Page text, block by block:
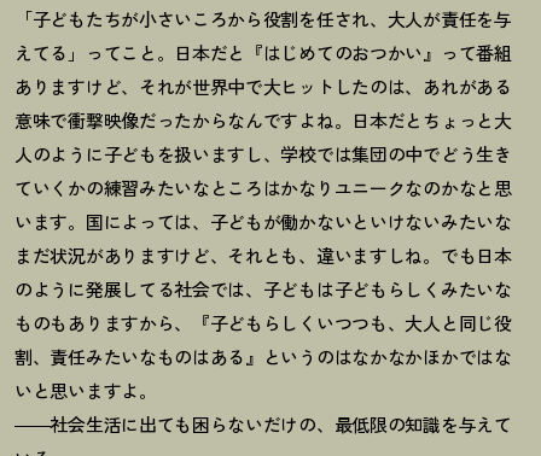
「子どもたちが小さいころから役割を任され、大人が責任を与
えてる」ってこと。日本だと『はじめてのおつかい』って番組
ありますけど、それが世界中で大ヒットしたのは、あれがある
意味で衝撃映像だったからなんですよね。日本だとちょっと大
人のように子どもを扱いますし、学校では集団の中でどう生き
ていくかの練習みたいなところはかなりユニークなのかなと思
います。国によっては、子どもが働かないといけないみたいな
まだ状況がありますけど、それとも、違いますしね。でも日本
のように発展してる社会では、子どもは子どもらしくみたいな
ものもありますから、『子どもらしくいつつも、大人と同じ役
割、責任みたいなものはある』というのはなかなかほかではな
いと思いますよ。
――社会生活に出ても困らないだけの、最低限の知識を与えて